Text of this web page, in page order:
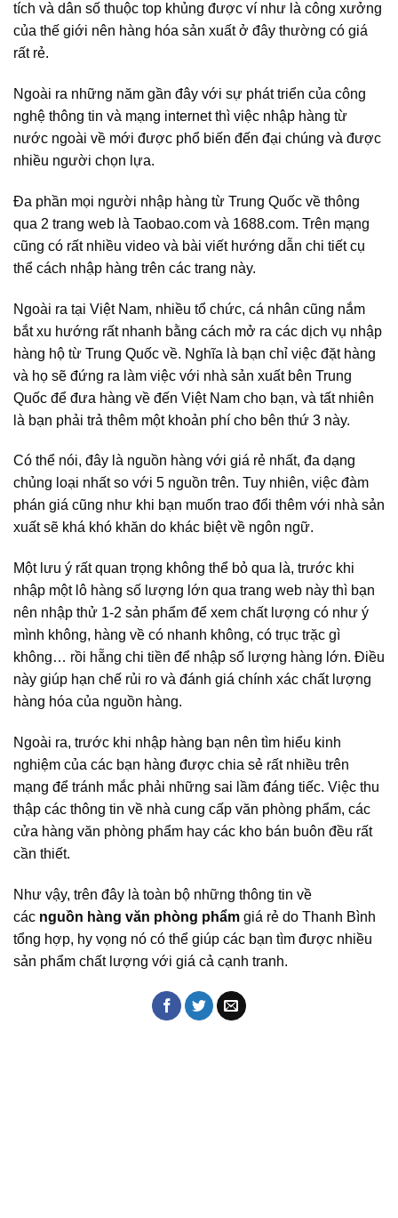
tích và dân số thuộc top khủng được ví như là công xưởng
của thế giới nên hàng hóa sản xuất ở đây thường có giá
rất rẻ.
Ngoài ra những năm gần đây với sự phát triển của công
nghệ thông tin và mạng internet thì việc nhập hàng từ
nước ngoài về mới được phổ biến đến đại chúng và được
nhiều người chọn lựa.
Đa phần mọi người nhập hàng từ Trung Quốc về thông
qua 2 trang web là Taobao.com và 1688.com. Trên mạng
cũng có rất nhiều video và bài viết hướng dẫn chi tiết cụ
thể cách nhập hàng trên các trang này.
Ngoài ra tại Việt Nam, nhiều tổ chức, cá nhân cũng nắm
bắt xu hướng rất nhanh bằng cách mở ra các dịch vụ nhập
hàng hộ từ Trung Quốc về. Nghĩa là bạn chỉ việc đặt hàng
và họ sẽ đứng ra làm việc với nhà sản xuất bên Trung
Quốc để đưa hàng về đến Việt Nam cho bạn, và tất nhiên
là bạn phải trả thêm một khoản phí cho bên thứ 3 này.
Có thể nói, đây là nguồn hàng với giá rẻ nhất, đa dạng
chủng loại nhất so với 5 nguồn trên. Tuy nhiên, việc đàm
phán giá cũng như khi bạn muốn trao đổi thêm với nhà sản
xuất sẽ khá khó khăn do khác biệt về ngôn ngữ.
Một lưu ý rất quan trọng không thể bỏ qua là, trước khi
nhập một lô hàng số lượng lớn qua trang web này thì bạn
nên nhập thử 1-2 sản phẩm để xem chất lượng có như ý
mình không, hàng về có nhanh không, có trục trặc gì
không… rồi hẵng chi tiền để nhập số lượng hàng lớn. Điều
này giúp hạn chế rủi ro và đánh giá chính xác chất lượng
hàng hóa của nguồn hàng.
Ngoài ra, trước khi nhập hàng bạn nên tìm hiểu kinh
nghiệm của các bạn hàng được chia sẻ rất nhiều trên
mạng để tránh mắc phải những sai lầm đáng tiếc. Việc thu
thập các thông tin về nhà cung cấp văn phòng phẩm, các
cửa hàng văn phòng phẩm hay các kho bán buôn đều rất
cần thiết.
Như vậy, trên đây là toàn bộ những thông tin về
các nguồn hàng văn phòng phẩm giá rẻ do Thanh Bình
tổng hợp, hy vọng nó có thể giúp các bạn tìm được nhiều
sản phẩm chất lượng với giá cả cạnh tranh.